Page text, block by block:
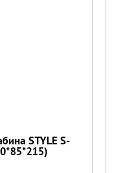
STYLE S-